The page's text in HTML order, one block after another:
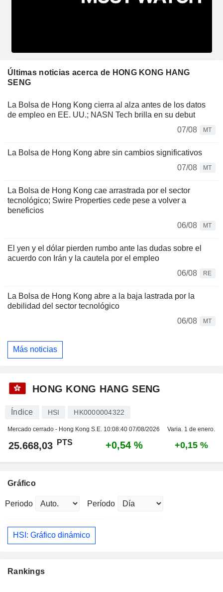
Últimas noticias acerca de HONG KONG HANG
SENG
La Bolsa de Hong Kong cierra al alza antes de los datos
de empleo en EE. UU.; NASN Tech brilla en su debut
07/08
MT
La Bolsa de Hong Kong abre sin cambios significativos
07/08
MT
La Bolsa de Hong Kong cae arrastrada por el sector
tecnológico; Swire Properties cede pese a volver a
beneficios
06/08
MT
El yen y el dólar pierden rumbo ante las dudas sobre el
acuerdo con Irán y la cautela por el empleo
06/08
RE
La Bolsa de Hong Kong abre a la baja lastrada por la
debilidad del sector tecnológico
06/08
MT
Más noticias
HONG KONG HANG SENG
Índice HSI HK0000004322
Mercado cerrado - Hong Kong S.E. 10:08:40 07/08/2026 Varia. 1 de enero.
25.668,03 PTS +0,54 % +0,15 %
Gráfico
Periodo Período
HSI: Gráfico dinámico
Rankings